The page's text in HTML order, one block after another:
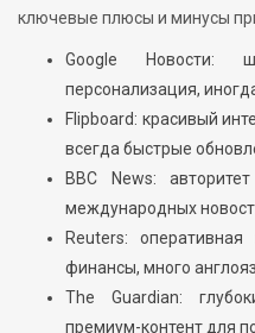
ключевые плюсы и минусы
Google Новости:
персонализация,
Flipboard: красивый
всегда быстрые
BBC News:
международных
Reuters:
финансы, много
The Guardian:
премиум-контент для